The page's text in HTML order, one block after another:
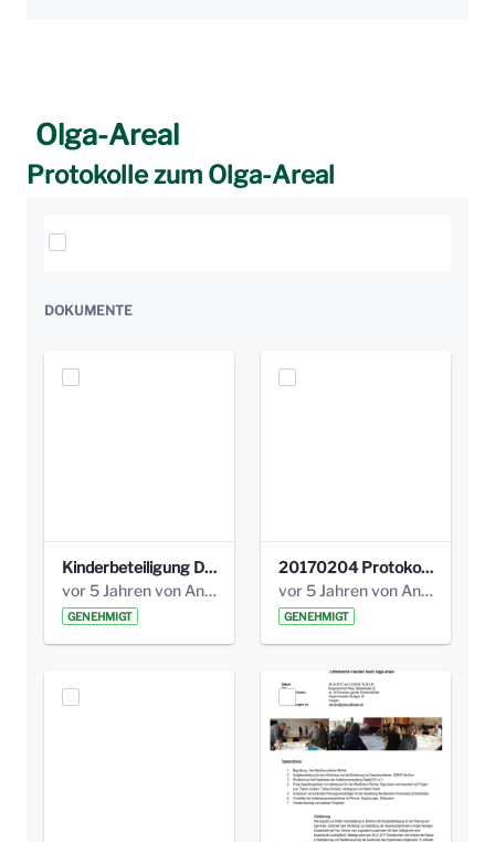
Olga-Areal
Protokolle zum Olga-Areal
Elemente auswählen
DOKUMENTE
Kinderbeteiligung Dez. 17 _Abstimmung Klettergerüst.pdf
vor 5 Jahren von Anni Schlumberger
GENEHMIGT
20170204 Protokoll Workshop 2 Promenade Schloßstraße (1).pdf
vor 5 Jahren von Anni Schlumberger
GENEHMIGT